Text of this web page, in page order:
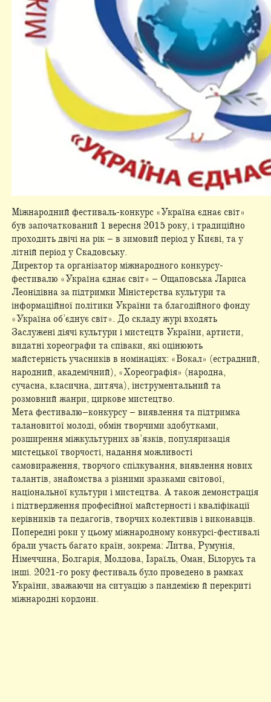
Міжнародний фестиваль-конкурс «Україна єднає світ»
був започаткований 1 вересня 2015 року, і традиційно
проходить двічі на рік – в зимовий період у Києві, та у
літній період у Скадовську.
Директор та організатор міжнародного конкурсу-
фестивалю «Україна єднає світ» – Ощаповська Лариса
Леонідівна за підтримки Міністерства культури та
інформаційної політики України та благодійного фонду
«Україна об’єднує світ». До складу журі входять
Заслужені діячі культури і мистецтв України, артисти,
видатні хореографи та співаки, які оцінюють
майстерність учасників в номінаціях: «Вокал» (естрадний,
народний, академічний), «Хореографія» (народна,
сучасна, класична, дитяча), інструментальний та
розмовний жанри, циркове мистецтво.
Мета фестивалю–конкурсу – виявлення та підтримка
талановитої молоді, обмін творчими здобутками,
розширення міжкультурних зв’язків, популяризація
мистецької творчості, надання можливості
самовираження, творчого спілкування, виявлення нових
талантів, знайомства з різними зразками світової,
національної культури і мистецтва. А також демонстрація
і підтвердження професійної майстерності і кваліфікації
керівників та педагогів, творчих колективів і виконавців.
Попередні роки у цьому міжнародному конкурсі-фестивалі
брали участь багато країн, зокрема: Литва, Румунія,
Німеччина, Болгарія, Молдова, Ізраїль, Оман, Білорусь та
інші. 2021-го року фестиваль було проведено в рамках
України, зважаючи на ситуацію з пандемією й перекриті
міжнародні кордони.